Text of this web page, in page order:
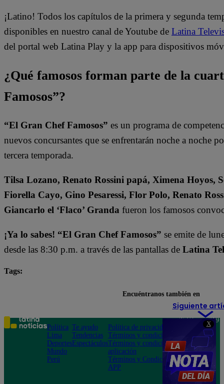
X
¡Latino! Todos los capítulos de la primera y segunda
disponibles en nuestro canal de Youtube de Latina
del portal web Latina Play y la app para dispositivos
¿Qué famosos forman parte de la
Famosos”?
“El Gran Chef Famosos” es un programa de
nuevos concursantes que se enfrentarán noche a noche
tercera temporada.
Tilsa Lozano, Renato Rossini papá, Ximena Hoyos,
Fiorella Cayo, Gino Pesaressi, Flor Polo, Renato
Giancarlo el ‘Flaco’ Granda fueron los famosos
¡Ya lo sabes! “El Gran Chef Famosos” se emite de
desde las 8:30 p.m. a través de las pantallas de Latina
Tags:
Siguiente
Encuéntranos también en
Política
Lima
Deportes
Mundo
Perú
Te ayudo
Tendencias
Espectáculos
Política de privacidad
Términos y condiciones
Términos y condiciones
aplicación
Términos y Condiciones
APP
Teléfono: 219
Av. San
Felipe 968
Jesús María